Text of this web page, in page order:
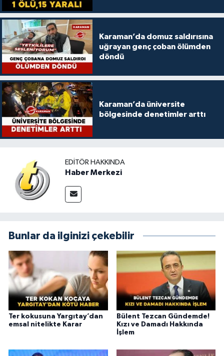
Karaman’da domuz saldırısına
uğrayan genç çoban ölümden
döndü
Karaman’da üniversite
bölgesinde denetimler arttı
EDITÖR HAKKINDA
Haber Merkezi
Bunlar da ilginizi çekebilir
Ter kokusuna Yargıtay’dan
emsal nitelikte Karar
Bülent Tezcan Gündemde!
Kızı ve Damadı Hakkında
İşlem